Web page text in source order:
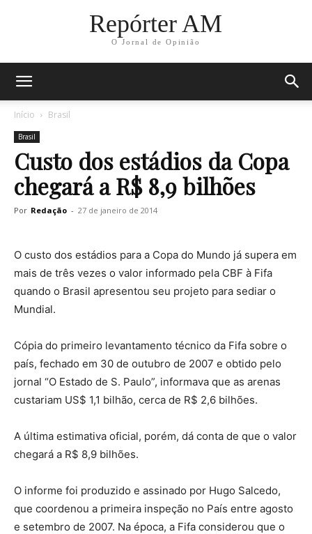
Repórter AM
O Jornal de Opinião
Início Brasil
Brasil
Custo dos estádios da Copa
chegará a R$ 8,9 bilhões
Por Redação - 27 de janeiro de 2014
O custo dos estádios para a Copa do Mundo já supera em
mais de três vezes o valor informado pela CBF à Fifa
quando o Brasil apresentou seu projeto para sediar o
Mundial.
Cópia do primeiro levantamento técnico da Fifa sobre o
país, fechado em 30 de outubro de 2007 e obtido pelo
jornal “O Estado de S. Paulo”, informava que as arenas
custariam US$ 1,1 bilhão, cerca de R$ 2,6 bilhões.
A última estimativa oficial, porém, dá conta de que o valor
chegará a R$ 8,9 bilhões.
O informe foi produzido e assinado por Hugo Salcedo,
que coordenou a primeira inspeção no País entre agosto
e setembro de 2007. Na época, a Fifa considerou que o